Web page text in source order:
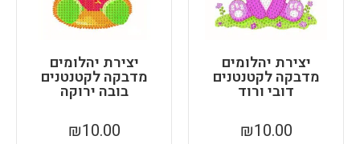
יצירת יהלומים
מדבקה לקטנטנים
דובי ורוד
₪10.00
יצירת יהלומים
מדבקה לקטנטנים
בובה ירוקה
₪10.00